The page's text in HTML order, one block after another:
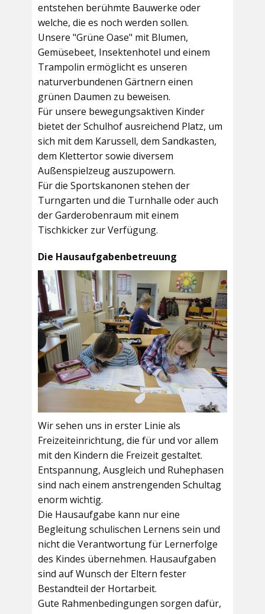
entstehen berühmte Bauwerke oder
welche, die es noch werden sollen.
Unsere "Grüne Oase" mit Blumen,
Gemüsebeet, Insektenhotel und einem
Trampolin ermöglicht es unseren
naturverbundenen Gärtnern einen
grünen Daumen zu beweisen.
Für unsere bewegungsaktiven Kinder
bietet derSchulhofausreichend Platz, um
sich mit dem Karussell, dem Sandkasten,
dem Klettertor sowie diversem
Außenspielzeug auszupowern.
Für die Sportskanonen stehen der
Turngarten und die Turnhalle oder auch
derGarderobenraum mit einem
Tischkicker zur Verfügung.
Die Hausaufgabenbetreuung
Wir sehen uns in erster Linie als
Freizeiteinrichtung, die für und vor allem
mit den Kindern die Freizeit gestaltet.
Entspannung, Ausgleich und Ruhephasen
sind nach einem anstrengenden Schultag
enorm wichtig.
Die Hausaufgabe kann nur eine
Begleitung schulischen Lernens sein und
nicht die Verantwortung für Lernerfolge
des Kindes übernehmen. Hausaufgaben
sind auf Wunsch der Eltern fester
Bestandteil der Hortarbeit.
Gute Rahmenbedingungen sorgen dafür,